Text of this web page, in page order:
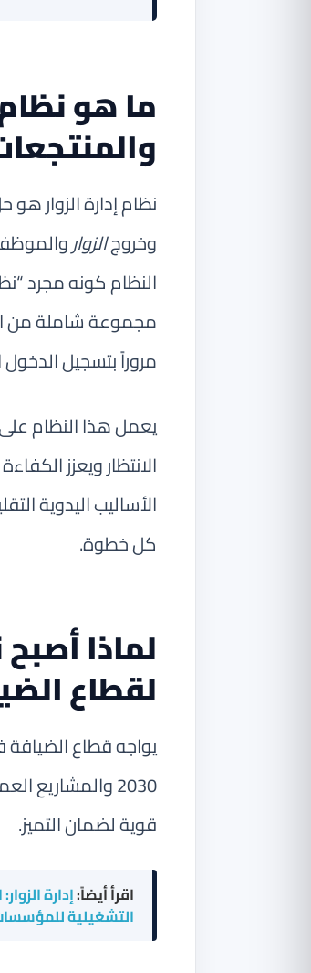
ما هو نظام
نظام إدارة الزوار
وخروجالزوار
النظام كونه مجرد
مجموعة شاملة من
مروراً بتسجيل الدخول
يعمل هذا النظام
الانتظار ويعزز
الأساليب اليدوية
كل خطوة.
لماذا
لقطاع
يواجه قطاع الضيافة
2030 والمشاريع
قوية لضمان التميز.
اقرأ أيضاً:إدارة
التشغيلية